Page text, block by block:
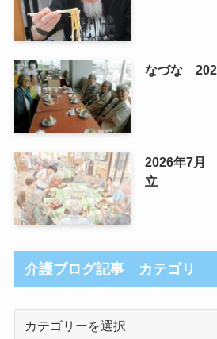
なづな
2026年7月
立
介護ブログ記事 カテゴリ